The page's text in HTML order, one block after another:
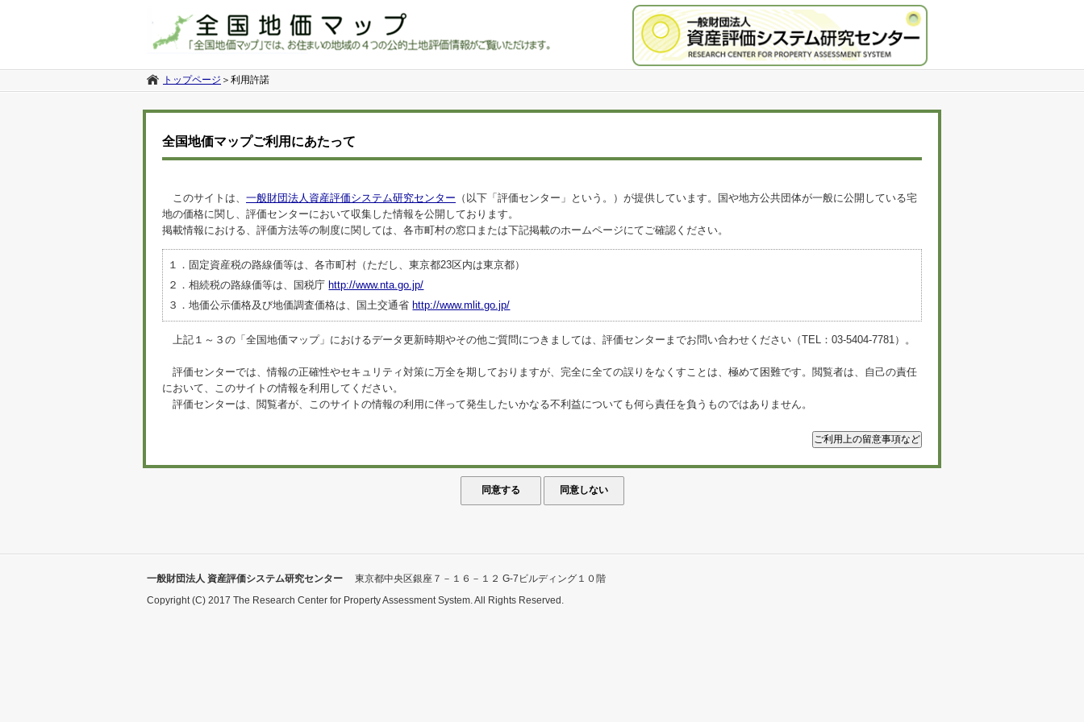
トップページ ＞ 利用許諾
全国地価マップご利用にあたって
このサイトは、 一般財団法人資産評価システム研究センター （以下「評価センター」という。）が提供しています。国や地方公共団体が一般に公開している宅
地の価格に関し、評価センターにおいて収集した情報を公開しております。
掲載情報における、評価方法等の制度に関しては、各市町村の窓口または下記掲載のホームページにてご確認ください。
１．固定資産税の路線価等は、各市町村（ただし、東京都23区内は東京都）
２．相続税の路線価等は、国税庁 http://www.nta.go.jp/
３．地価公示価格及び地価調査価格は、国土交通省 http://www.mlit.go.jp/
上記１～３の「全国地価マップ」におけるデータ更新時期やその他ご質問につきましては、評価センターまでお問い合わせください（TEL：03-5404-7781）。
評価センターでは、情報の正確性やセキュリティ対策に万全を期しておりますが、完全に全ての誤りをなくすことは、極めて困難です。閲覧者は、自己の責任
において、このサイトの情報を利用してください。
評価センターは、閲覧者が、このサイトの情報の利用に伴って発生したいかなる不利益についても何ら責任を負うものではありません。
一般財団法人 資産評価システム研究センター
東京都中央区銀座７－１６－１２ G-7ビルディング１０階
Copyright (C) 2017 The Research Center for Property Assessment System. All Rights Reserved.